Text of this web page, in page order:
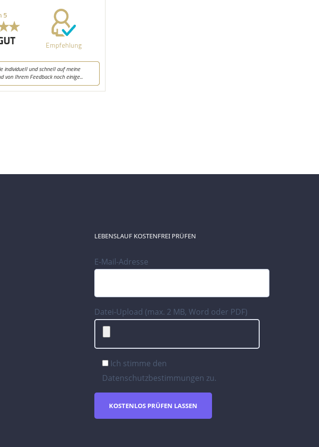
LEBENSLAUF KOSTENFREI PRÜFEN
E-Mail-Adresse
Datei-Upload (max. 2 MB, Word oder PDF)
Ich stimme den
Datenschutzbestimmungen zu.